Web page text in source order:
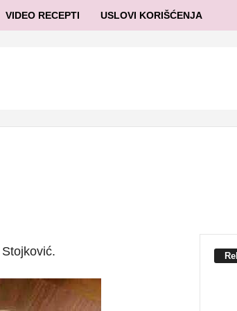
VIDEO RECEPTI USLOVI KORIŠĆENJA